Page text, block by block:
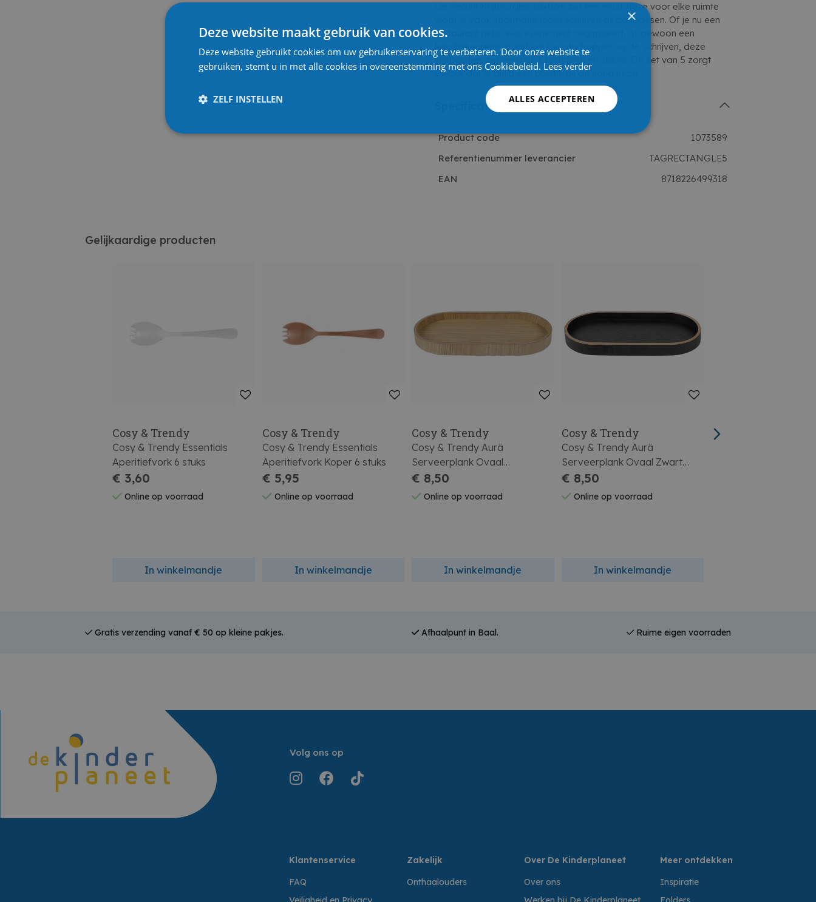
De Securit Krijtbordjes 18x8cm zijn een must-have voor elke ruimte
waar je vaak informatie moet schrijven of aanpassen. Of je nu een
restaurant hebt, een evenement organiseert, of gewoon een
handige manier zoekt om boodschappen op te schrijven, deze
krijtbordjes zijn veelzijdig, praktisch en stijlvol. De set van 5 zorgt
ervoor dat je altijd een bordje bij de hand hebt!
Specificaties
Product code
1073589
Referentienummer leverancier
TAGRECTANGLE5
EAN
8718226499318
Gelijkaardige producten
Cosy & Trendy
Cosy & Trendy Essentials
Aperitiefvork 6 stuks
€ 3,60
Online op voorraad
In winkelmandje
Cosy & Trendy
Cosy & Trendy Essentials
Aperitiefvork Koper 6 stuks
€ 5,95
Online op voorraad
In winkelmandje
Cosy & Trendy
Cosy & Trendy Aurä
Serveerplank Ovaal
23x11,3xh2cm Natuur
€ 8,50
Online op voorraad
In winkelmandje
Cosy & Trendy
Cosy & Trendy Aurä
Serveerplank Ovaal Zwart
23x11,3xh2cm
€ 8,50
Online op voorraad
In winkelmandje
Tala
Gratis verzending vanaf € 50 op kleine pakjes. Afhaalpunt in Baal. Ruime eigen voorraden
Volg ons op
Klantenservice
FAQ
Zakelijk
Onthaalouders
Over De Kinderplaneet
Over ons
Meer ontdekken
Inspiratie
×
Deze website maakt gebruik van cookies.
Deze website gebruikt cookies om uw gebruikerservaring te verbeteren. Door onze website te
gebruiken, stemt u in met alle cookies in overeenstemming met ons Cookiebeleid. Lees verder
ALLES ACCEPTEREN
ZELF INSTELLEN